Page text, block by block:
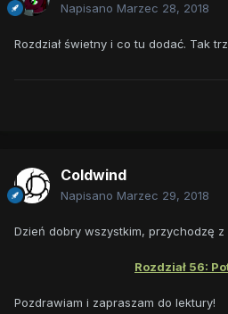
Napisano Marzec 28, 2018
Rozdział świetny i co tu dodać. Tak
Coldwind
Napisano Marzec 29, 2018
Dzień dobry wszystkim, przychodzę z
Rozdział 56:
Pozdrawiam i zapraszam do lektury!